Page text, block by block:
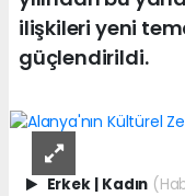
ilişkileri yeni
güçlendirildi.
Erkek | Kadın